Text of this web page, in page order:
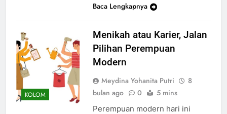
Baca Lengkapnya
KOLOM
Menikah atau Karier, Jalan
Pilihan Perempuan
Modern
Meydina Yohanita Putri
8
bulan ago
0 5 mins
Perempuan modern hari ini